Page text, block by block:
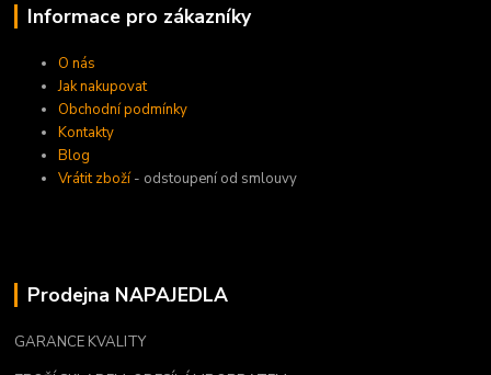
Informace pro zákazníky
O nás
Jak nakupovat
Obchodní podmínky
Kontakty
Blog
Vrátit zboží - odstoupení od smlouvy
Prodejna NAPAJEDLA
GARANCE KVALITY